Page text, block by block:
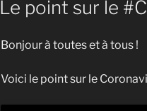
Le point sur le
Bonjour à toutes et à tous !
Voici le point sur le